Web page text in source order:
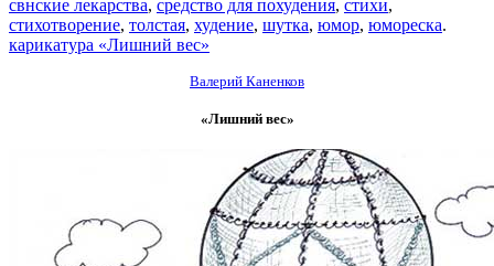
свнские лекарства, средство для похудения, стихи,
стихотворение, толстая, худение, шутка, юмор, юмореска.
карикатура «Лишний вес»
Валерий Каненков
«Лишний вес»